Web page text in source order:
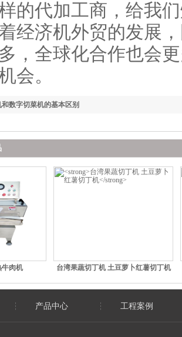
的代加工商，给我
经济机外贸的发展
，全球化合作也会
会。
数字切菜机的基本区别
牛肉机 台湾果蔬切丁机 土豆萝卜红薯切丁机
产品中心 工程案例